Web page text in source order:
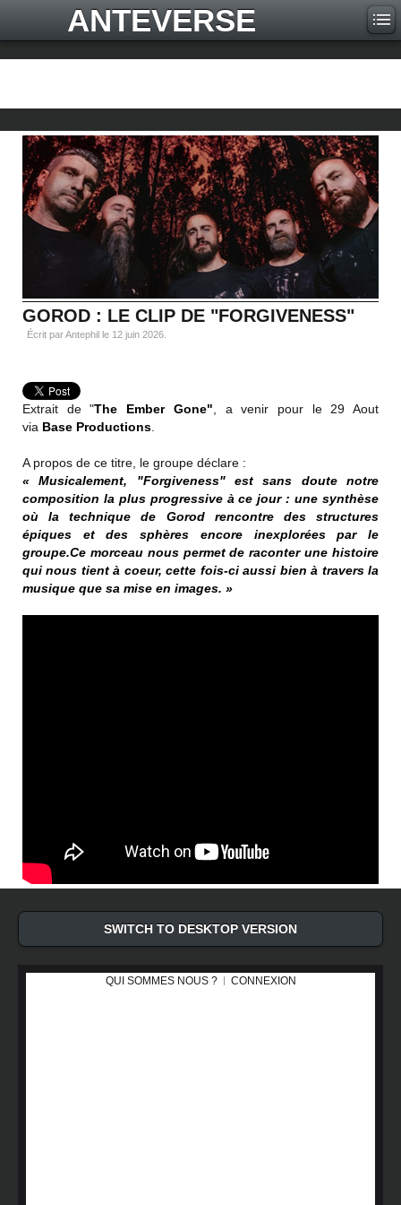
ANTEVERSE
GOROD : LE CLIP DE "FORGIVENESS"
Écrit par Antephil le 12 juin 2026
Extrait de "The Ember Gone" , a venir pour le 29 Aout
via Base Productions
A propos de ce titre, le groupe déclare :
« Musicalement, "Forgiveness" est sans doute notre
composition la plus progressive à ce jour : une synthèse
où la technique de Gorod rencontre des structures
épiques et des sphères encore inexplorées par le
groupe.Ce morceau nous permet de raconter une histoire
qui nous tient à coeur, cette fois-ci aussi bien à travers la
musique que sa mise en images. »
SWITCH TO DESKTOP VERSION
QUI SOMMES NOUS ? CONNEXION